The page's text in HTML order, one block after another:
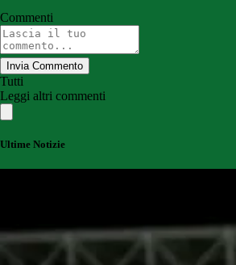
Commenti
Invia Commento
Tutti
Leggi altri commenti
Ultime Notizie